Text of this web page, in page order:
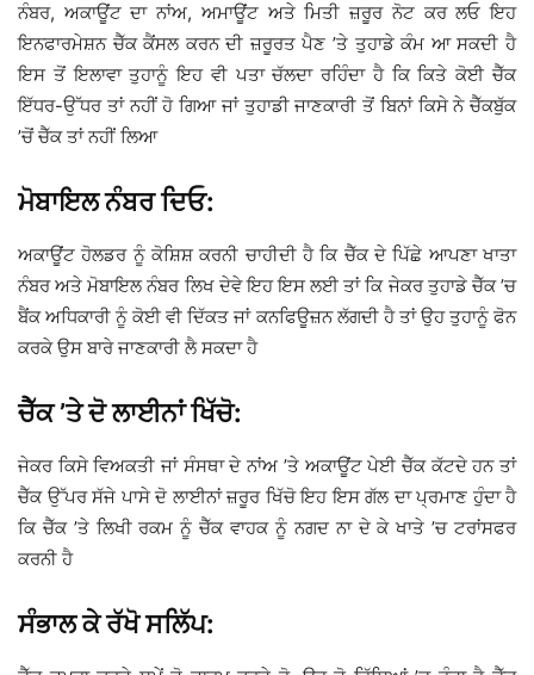
ਨੰਬਰ, ਅਕਾਊਂਟ ਦਾ ਨਾਂਅ, ਅਮਾਊਂਟ ਅਤੇ ਮਿਤੀ ਜ਼ਰੂਰ ਨੋਟ ਕਰ ਲਓ ਇਹ
ਇਨਫਾਰਮੇਸ਼ਨ ਚੈੱਕ ਕੈਂਸਲ ਕਰਨ ਦੀ ਜ਼ਰੂਰਤ ਪੈਣ ’ਤੇ ਤੁਹਾਡੇ ਕੰਮ ਆ ਸਕਦੀ ਹੈ
ਇਸ ਤੋਂ ਇਲਾਵਾ ਤੁਹਾਨੂੰ ਇਹ ਵੀ ਪਤਾ ਚੱਲਦਾ ਰਹਿੰਦਾ ਹੈ ਕਿ ਕਿਤੇ ਕੋਈ ਚੈੱਕ
ਇੱਧਰ-ਉੱਧਰ ਤਾਂ ਨਹੀਂ ਹੋ ਗਿਆ ਜਾਂ ਤੁਹਾਡੀ ਜਾਣਕਾਰੀ ਤੋਂ ਬਿਨਾਂ ਕਿਸੇ ਨੇ ਚੈੱਕਬੁੱਕ
’ਚੋਂ ਚੈੱਕ ਤਾਂ ਨਹੀਂ ਲਿਆ
ਮੋਬਾਇਲ ਨੰਬਰ ਦਿਓ:
ਅਕਾਊਂਟ ਹੋਲਡਰ ਨੂੰ ਕੋਸ਼ਿਸ਼ ਕਰਨੀ ਚਾਹੀਦੀ ਹੈ ਕਿ ਚੈੱਕ ਦੇ ਪਿੱਛੇ ਆਪਣਾ ਖਾਤਾ
ਨੰਬਰ ਅਤੇ ਮੋਬਾਇਲ ਨੰਬਰ ਲਿਖ ਦੇਵੇ ਇਹ ਇਸ ਲਈ ਤਾਂ ਕਿ ਜੇਕਰ ਤੁਹਾਡੇ ਚੈੱਕ ’ਚ
ਬੈਂਕ ਅਧਿਕਾਰੀ ਨੂੰ ਕੋਈ ਵੀ ਦਿੱਕਤ ਜਾਂ ਕਨਫਿਊਜ਼ਨ ਲੱਗਦੀ ਹੈ ਤਾਂ ਉਹ ਤੁਹਾਨੂੰ ਫੋਨ
ਕਰਕੇ ਉਸ ਬਾਰੇ ਜਾਣਕਾਰੀ ਲੈ ਸਕਦਾ ਹੈ
ਚੈੱਕ ’ਤੇ ਦੋ ਲਾਈਨਾਂ ਖਿੱਚੋ:
ਜੇਕਰ ਕਿਸੇ ਵਿਅਕਤੀ ਜਾਂ ਸੰਸਥਾ ਦੇ ਨਾਂਅ ’ਤੇ ਅਕਾਊਂਟ ਪੇਈ ਚੈੱਕ ਕੱਟਦੇ ਹਨ ਤਾਂ
ਚੈੱਕ ਉੱਪਰ ਸੱਜੇ ਪਾਸੇ ਦੋ ਲਾਈਨਾਂ ਜ਼ਰੂਰ ਖਿੱਚੋ ਇਹ ਇਸ ਗੱਲ ਦਾ ਪ੍ਰਮਾਣ ਹੁੰਦਾ ਹੈ
ਕਿ ਚੈੱਕ ’ਤੇ ਲਿਖੀ ਰਕਮ ਨੂੰ ਚੈੱਕ ਵਾਹਕ ਨੂੰ ਨਗਦ ਨਾ ਦੇ ਕੇ ਖਾਤੇ ’ਚ ਟਰਾਂਸਫਰ
ਕਰਨੀ ਹੈ
ਸੰਭਾਲ ਕੇ ਰੱਖੋ ਸਲਿੱਪ: